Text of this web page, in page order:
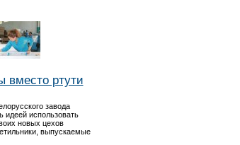
вместо ртути
завода
идеей использовать
новых цехов
выпускаемые